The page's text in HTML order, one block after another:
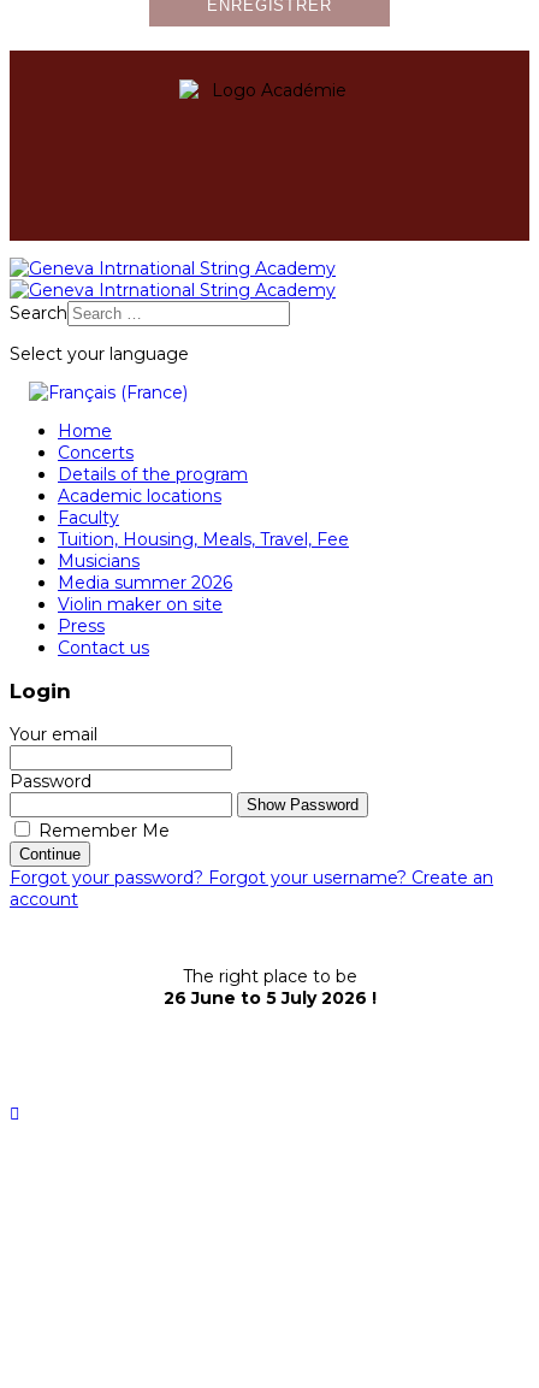
Search
Select your language
Home
Concerts
Details of the program
Academic locations
Faculty
Tuition, Housing, Meals, Travel, Fee
Musicians
Media summer 2026
Violin maker on site
Press
Contact us
Login
Your email
Password
Show Password
Remember Me
Continue
Forgot your password? Forgot your username? Create an
account
The right place to be
26 June to 5 July 2026 !